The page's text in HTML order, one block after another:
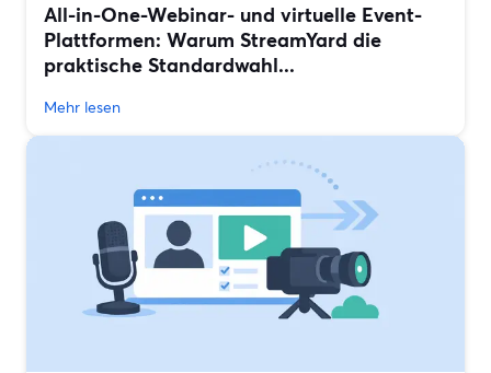
All-in-One-Webinar- und virtuelle Event-
Plattformen: Warum StreamYard die
praktische Standardwahl...
Mehr lesen